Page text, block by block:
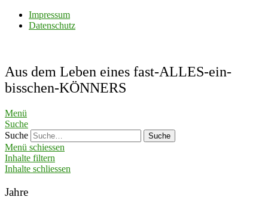
Impressum
Datenschutz
Aus dem Leben eines fast-ALLES-ein-
bisschen-KÖNNERS
Menü
Suche
Suche
Menü schiessen
Inhalte filtern
Inhalte schliessen
Jahre